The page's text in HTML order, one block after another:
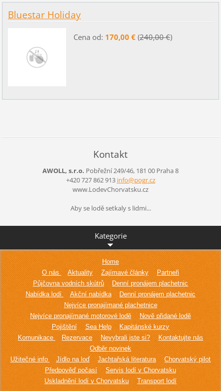
Bluestar Holiday
Cena od: 170,00 €(240,00 €)
Kontakt
AWOLL, s.r.o. Pobřežní 249/46, 181 00 Praha 8
+420 727 862 913 info@pogr.cz
www.LodevChorvatsku.cz
Aby se lodě setkaly s lidmi...
Kategorie
Home
O nás
Aktuality Zajímavé články
Partneři
Půjčovna vodních skútrů
Denní pronájem plachetnic
Nabídka lodí
Akční nabídka
Denní pronájem plachetnic
Nejvíce pronajímané plachetnice
Nejvíce pronajímané motorové lodě
Nově přidané lodě
Pojištění
Sea Help
Kapitánské kurzy
Komunikace
Rezervace Nevybrali jste si?
Kontaktujte nás
Odběr novinek
Užitečné info
Jídlo na loď Jachtařská literatura
Chorvatský pilot
Předpověď počasí
Servis lodí v Chorvatsku
Uskladnění lodí v Chorvatsku
Transport lodí